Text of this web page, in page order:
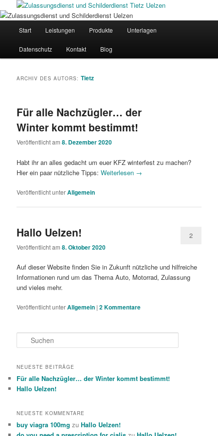
Inhalt
sekundären
wechseln
Start Leistungen Produkte Unterlagen
Datenschutz Kontakt Blog
ARCHIV DES AUTORS:Tietz
Für alle Nachzügler… der
Winter kommt bestimmt!
Veröffentlicht am8. Dezember 2020
Habt ihr an alles gedacht um euer KFZ winterfest zu machen?
Hier ein paar nützliche Tipps:Weiterlesen →
Veröffentlicht unterAllgemein
Hallo Uelzen!
Veröffentlicht am8. Oktober 2020
2
Auf dieser Website finden Sie in Zukunft nützliche und hilfreiche
Informationen rund um das Thema Auto, Motorrad, Zulassung
und vieles mehr.
Veröffentlicht unterAllgemein |2Kommentare
u
h
n
NEUESTE BEITRÄGE
Für alle Nachzügler… der Winter kommt bestimmt!
Hallo Uelzen!
NEUESTE KOMMENTARE
buy viagra 100mg zuHallo Uelzen!